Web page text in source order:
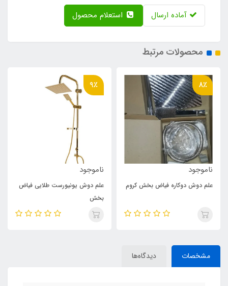
آماده ارسال
محصولات مرتبط
8٪
ناموجود
علم دوش دوکاره فیاض بخش کروم
9٪
ناموجود
علم دوش یونیورست طلایی فیاض
بخش
مشخصات دیدگاه‌ها